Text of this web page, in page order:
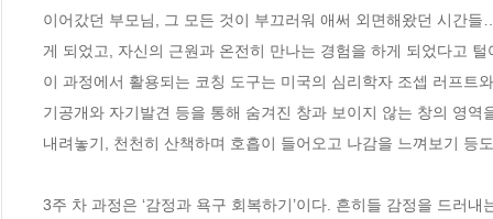
이어갔던 부모님, 그 모든 것이 부끄러워 애써 외면해왔던 시간
게 되었고, 자신의 근원과 온전히 만나는 경험을 하게 되었다고
이 과정에서 활용되는 코칭 도구는 미국의 심리학자 조셉 러프트
기공개와 자기발견 등을 통해 숨겨진 창과 보이지 않는 창의 영
내려놓기, 천천히 산책하며 호흡이 들어오고 나감을 느껴보기 등
3주 차 과정은 ‘감정과 욕구 회복하기’이다. 흔히들 감정을 드러